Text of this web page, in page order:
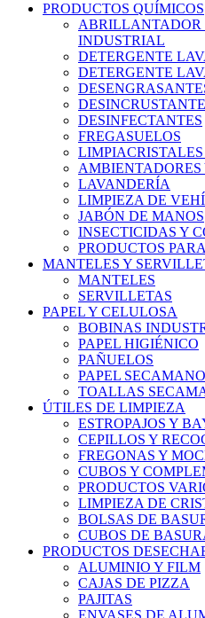
PRODUCTOS QUÍMICOS
ABRILLANTADOR
INDUSTRIAL
DETERGENTE
DETERGENTE
DESINFECTANTES
FREGASUELOS
AMBIENTADORES
LAVANDERÍA
LIMPIEZA DE
JABÓN DE MANOS
INSECTICIDAS Y
PRODUCTOS
MANTELES Y
MANTELES
SERVILLETAS
PAPEL Y CELULOSA
BOBINAS
PAPEL HIGIÉNICO
PAÑUELOS
PAPEL
TOALLAS
ÚTILES DE LIMPIEZA
ESTROPAJOS Y
CEPILLOS Y
FREGONAS Y
CUBOS Y
PRODUCTOS
LIMPIEZA DE
BOLSAS DE
CUBOS DE
PRODUCTOS
ALUMINIO Y FILM
CAJAS DE PIZZA
PAJITAS